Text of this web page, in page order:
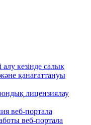
алу кезінде салық
қанағаттануы
лицензиялау
веб-портала
веб-портала